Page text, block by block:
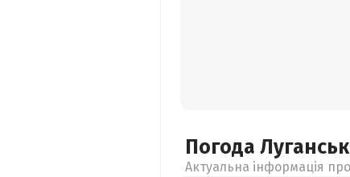
Погода
Актуальна інформація